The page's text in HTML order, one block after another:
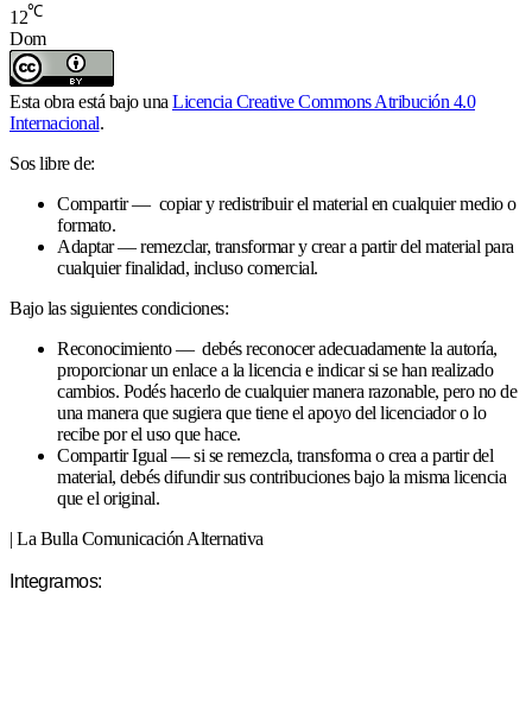
12℃
Dom
Esta obra está bajo una Licencia Creative Commons Atribución 4.0
Internacional.
Sos libre de:
Compartir — copiar y redistribuir el material en cualquier medio o
formato.
Adaptar — remezclar, transformar y crear a partir del material para
cualquier finalidad, incluso comercial.
Bajo las siguientes condiciones:
Reconocimiento — debés reconocer adecuadamente la autoría,
proporcionar un enlace a la licencia e indicar si se han realizado
cambios. Podés hacerlo de cualquier manera razonable, pero no de
una manera que sugiera que tiene el apoyo del licenciador o lo
recibe por el uso que hace.
Compartir Igual — si se remezcla, transforma o crea a partir del
material, debés difundir sus contribuciones bajo la misma licencia
que el original.
| La Bulla Comunicación Alternativa
Integramos: